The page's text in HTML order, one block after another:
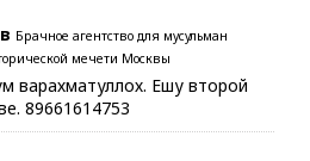
Брачное агентство для мусульман
мечети Москвы
варахматуллох. Ешу второй
89661614753